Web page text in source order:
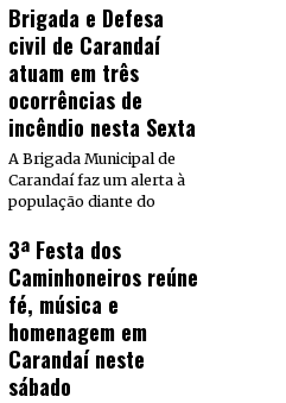
Brigada e Defesa
civil de Carandaí
atuam em três
ocorrências de
incêndio nesta Sexta
A Brigada Municipal de
Carandaí faz um alerta à
população diante do
3ª Festa dos
Caminhoneiros reúne
fé, música e
homenagem em
Carandaí neste
sábado